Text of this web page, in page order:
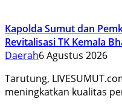
Kapolda Sumut dan
Revitalisasi TK Kemala
Daerah6 Agustus 2026
Tarutung,
meningkatkan kualitas